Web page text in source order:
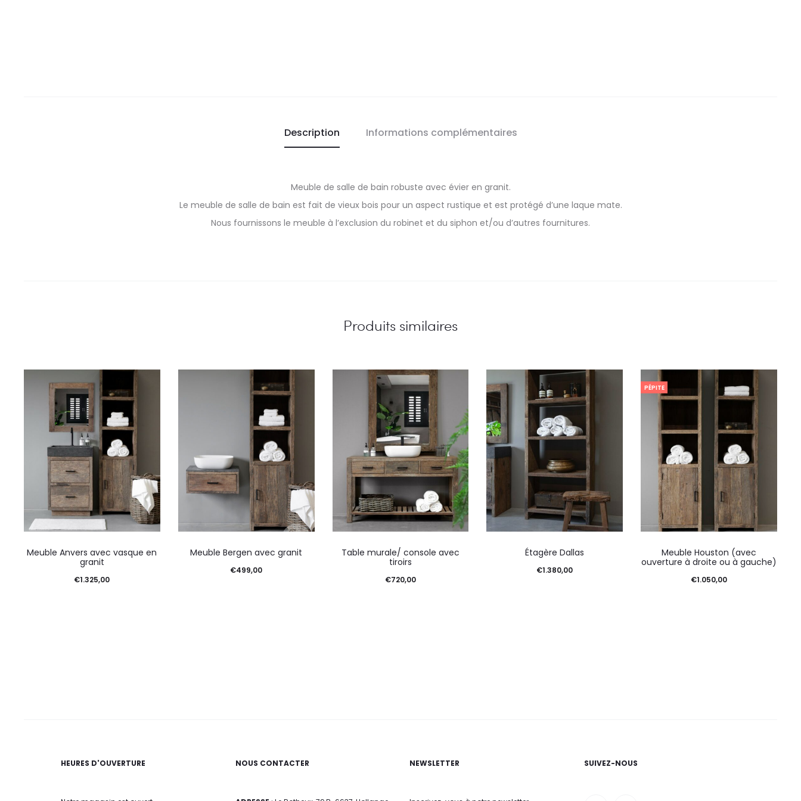
Description Informations complémentaires
Meuble de salle de bain robuste avec évier en granit.
Le meuble de salle de bain est fait de vieux bois pour un aspect rustique et est protégé d’une laque mate.
Nous fournissons le meuble à l’exclusion du robinet et du siphon et/ou d’autres fournitures.
Produits similaires
Meuble Anvers avec vasque en
granit
€1.325,00
Meuble Bergen avec granit
€499,00
Table murale/ console avec
tiroirs
€720,00
Étagère Dallas
€1.380,00
PÉPITE
Meuble Houston (avec
ouverture à droite ou à gauche)
€1.050,00
HEURES D'OUVERTURE NOUS CONTACTER NEWSLETTER SUIVEZ-NOUS